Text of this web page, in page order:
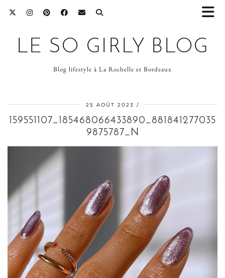
LE SO GIRLY BLOG
Blog lifestyle à La Rochelle et Bordeaux
25 AOÛT 2023
159551107_185468066433890_881841277035
9875787_N